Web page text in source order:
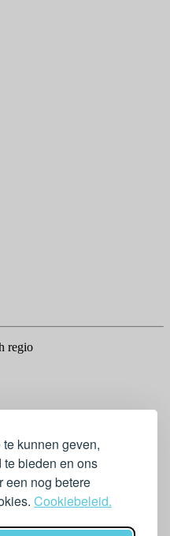
kunnen geven,
bieden en ons
een nog betere
Cookiebeleid.
regio